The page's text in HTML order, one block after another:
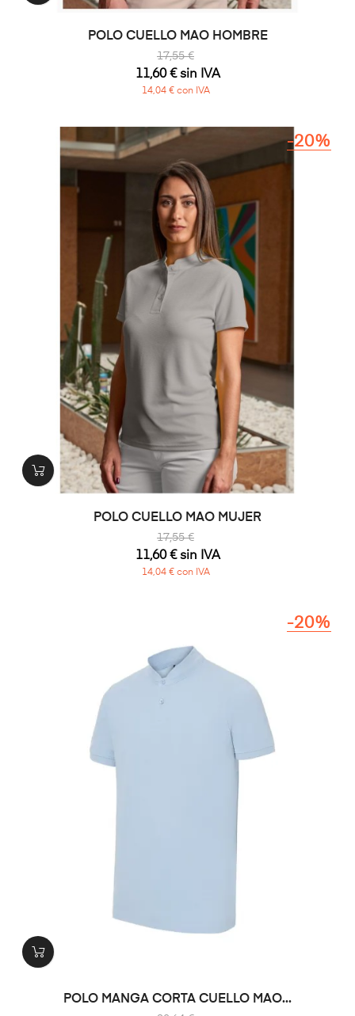
POLO CUELLO MAO HOMBRE
17,55 €
11,60 € sin IVA
14,04 € con IVA
POLO CUELLO MAO MUJER
17,55 €
-20%
11,60 € sin IVA
14,04 € con IVA
POLO MANGA CORTA CUELLO MAO...
-20%